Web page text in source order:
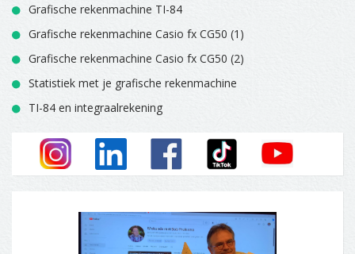
Grafische rekenmachine TI-84
Grafische rekenmachine Casio fx CG50 (1)
Grafische rekenmachine Casio fx CG50 (2)
Statistiek met je grafische rekenmachine
TI-84 en integraalrekening